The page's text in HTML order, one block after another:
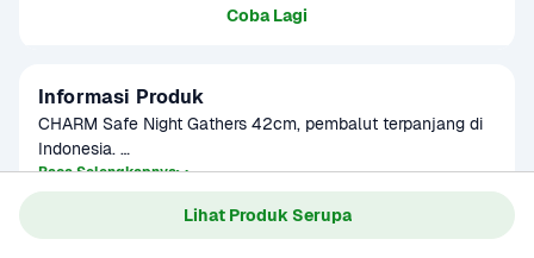
Lihat Produk Serupa
Coba Lagi
Informasi Produk
CHARM Safe Night Gathers 42cm, pembalut terpanjang di
Indonesia.
Dengan dinding pelindung samping, bebas bocor belakang
& samping. Tak khawatir lagi dan bisa tidur nyenyak sampai
Baca Selengkapnya
Kategori
Perawatan Diri
2 tahun